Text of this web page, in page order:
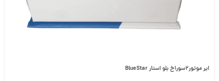
ایر موتور۲سوراخ بلو استار BlueStar